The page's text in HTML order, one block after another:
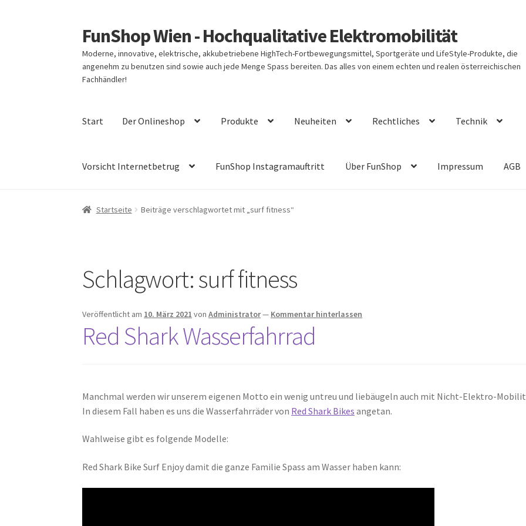
Zur
Navigation
springen
Zum
Inhalt
springen
FunShop Wien - Hochqualitative Elektromobilität
Moderne, innovative, elektrische, akkubetriebene HighTech-Fortbewegungsmittel, Sportgeräte und LifeStyle-Produkte, die
angenehm zu benutzen sind sowie auch jede Menge Spass bereiten. Das alles von einem echten und realen österreichischen
Fachhändler!
Start Der Onlineshop Produkte Neuheiten Rechtliches Technik
Vorsicht Internetbetrug FunShop Instagramauftritt Über FunShop Impressum AGB
Startseite Beiträge verschlagwortet mit „surf fitness“
Schlagwort:surf fitness
Veröffentlicht am 10. März 2021 vonAdministrator— Kommentar hinterlassen
Red Shark Wasserfahrrad
Manchmal werden wir unserem eigenen Motto ein wenig untreu und liebäugeln auch mit Nicht-Elektro-
In diesem Fall haben es uns die Wasserfahrräder von Red Shark Bikes angetan.
Wahlweise gibt es folgende Modelle:
Red Shark Bike Surf Enjoy damit die ganze Familie Spass am Wasser haben kann: